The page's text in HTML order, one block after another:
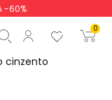
-60%
0
cinzento